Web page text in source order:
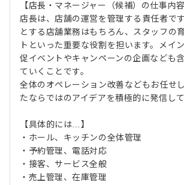
【店長・マネージャー（候補）の仕事内容
店長は、店舗の運営を管理する責任者で
とする店舗業務はもちろん、スタッフの
トといった重要な役割を担います。メイ
促イベントやキャンペーンの企画なども
ていくことです。
全体のオペレーション改善などもお任せ
たならではのアイデアを積極的に発信して
【具体的には…】
・ホール、キッチンの全体管理
・予約管理、電話対応
・接客、サービス全般
・売上管理、在庫管理